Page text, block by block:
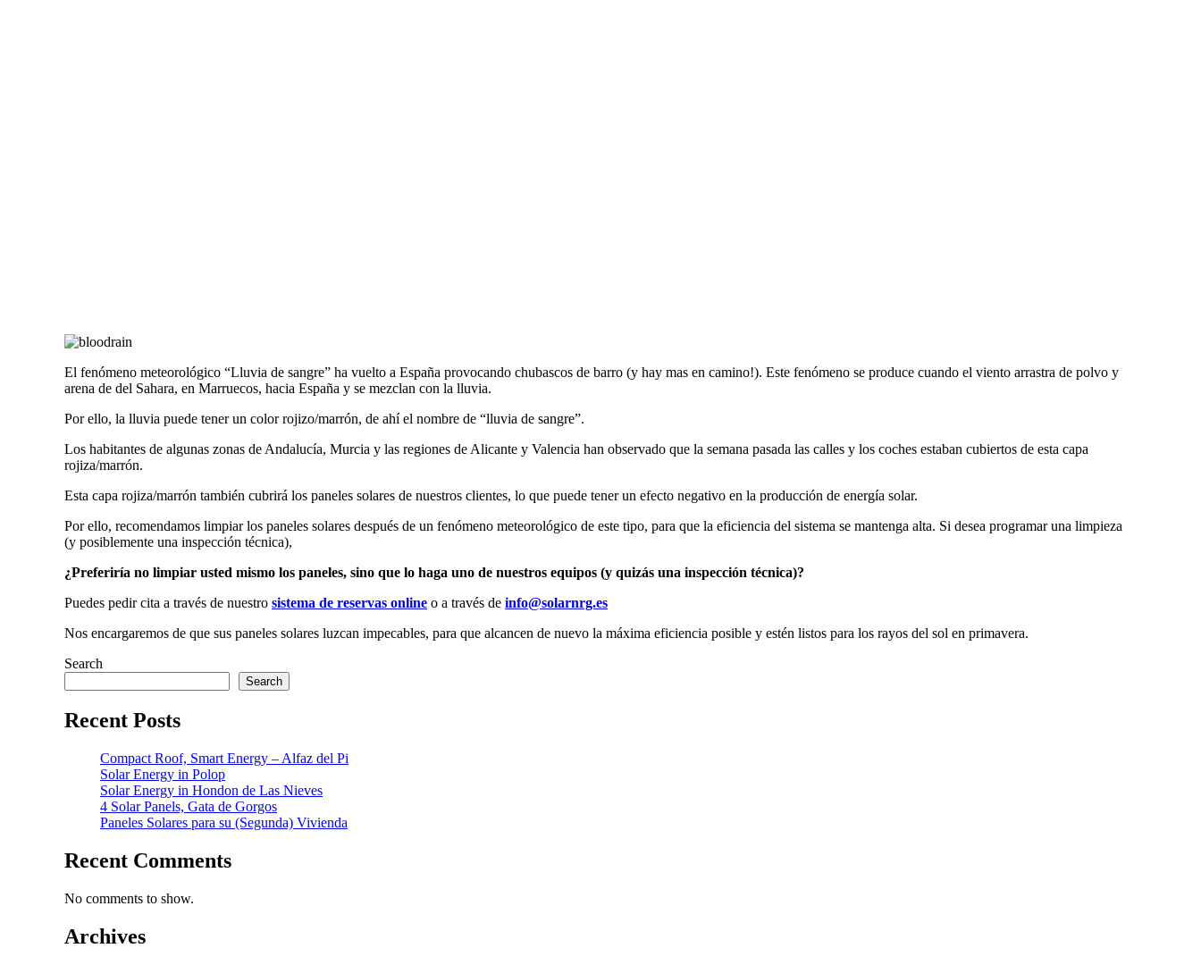
El fenómeno meteorológico “Lluvia de sangre” ha vuelto a España provocando chubascos de barro (y hay mas en camino!). Este fenómeno se produce cuando el viento arrastra de polvo y
arena de del Sahara, en Marruecos, hacia España y se mezclan con la lluvia.
Por ello, la lluvia puede tener un color rojizo/marrón, de ahí el nombre de “lluvia de sangre”.
Los habitantes de algunas zonas de Andalucía, Murcia y las regiones de Alicante y Valencia han observado que la semana pasada las calles y los coches estaban cubiertos de esta capa
rojiza/marrón.
Esta capa rojiza/marrón también cubrirá los paneles solares de nuestros clientes, lo que puede tener un efecto negativo en la producción de energía solar.
Por ello, recomendamos limpiar los paneles solares después de un fenómeno meteorológico de este tipo, para que la eficiencia del sistema se mantenga alta. Si desea programar una limpieza
(y posiblemente una inspección técnica),
¿Preferiría no limpiar usted mismo los paneles, sino que lo haga uno de nuestros equipos (y quizás una inspección técnica)?
Puedes pedir cita a través de nuestro sistema de reservas online o a través de info@solarnrg.es
Nos encargaremos de que sus paneles solares luzcan impecables, para que alcancen de nuevo la máxima eficiencia posible y estén listos para los rayos del sol en primavera.
Search
Search
Recent Posts
Compact Roof, Smart Energy – Alfaz del Pi
Solar Energy in Polop
Solar Energy in Hondon de Las Nieves
4 Solar Panels, Gata de Gorgos
Paneles Solares para su (Segunda) Vivienda
Recent Comments
No comments to show.
Archives